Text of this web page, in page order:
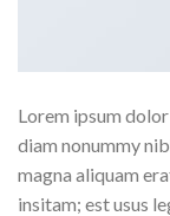
Lorem ipsum
diam nonummy
magna aliquam
insitam; est usus